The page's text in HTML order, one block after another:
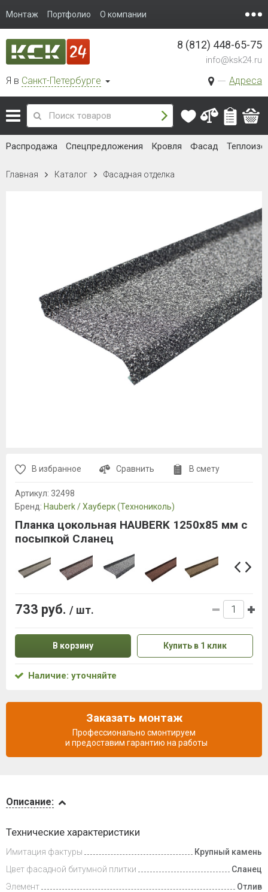
Монтаж Портфолио О компании
Я в Санкт-Петербурге Адреса
8 (812) 448-65-75
info@ksk24.ru
Распродажа Спецпредложения Кровля Фасад
Главная Каталог Фасадная отделка
и оплата
Описание:
Технические характеристики
Имитация фактуры
Крупный камень
Цвет фасадной битумной плитки
Сланец
Элемент
Отлив
В избранное Сравнить В смету
Артикул: 32498
Бренд: Hauberk / Хауберк (Технониколь)
Планка цокольная HAUBERK 1250х85 мм с
посыпкой Сланец
733 руб. / шт.
В корзину Купить в 1 клик
Наличие: уточняйте
Заказать монтаж
Профессионально смонтируем
и предоставим гарантию на работы